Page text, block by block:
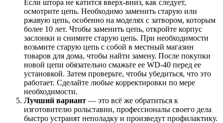
Если штора не катится вверх-вниз, как следует,
осмотрите цепь. Необходимо заменить старую или
ржавую цепь, особенно на моделях с затвором, которым
более 10 лет. Чтобы заменить цепь, откройте корпус
заслонки и снимите старую цепь. При необходимости
возьмите старую цепь с собой в местный магазин
товаров для дома, чтобы найти замену. После покупки
новой цепи обязательно смажьте ее WD-40 перед ее
установкой. Затем проверьте, чтобы убедиться, что это
работает. Сделайте любые корректировки по мере
необходимости.
Лучший вариант — это всё же обратиться к
изготовителю рольставни, профессионалы своего дела
быстро устранят неполадку и произведут профилактику.